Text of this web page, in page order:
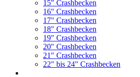
15" Crashbecken
16" Crashbecken
17" Crashbecken
18" Crashbecken
19" Crashbecken
20" Crashbecken
21" Crashbecken
22" bis 24" Crashbecken